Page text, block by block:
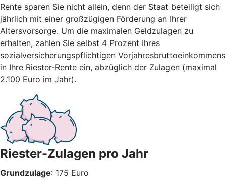
Rente sparen Sie nicht allein, denn der Staat beteiligt sich
jährlich mit einer großzügigen Förderung an Ihrer
Altersvorsorge. Um die maximalen Geldzulagen zu
erhalten, zahlen Sie selbst 4 Prozent Ihres
sozialversicherungspflichtigen Vorjahresbruttoeinkommens
in Ihre Riester-Rente ein, abzüglich der Zulagen (maximal
2.100 Euro im Jahr).
Riester-Zulagen pro Jahr
Grundzulage: 175 Euro